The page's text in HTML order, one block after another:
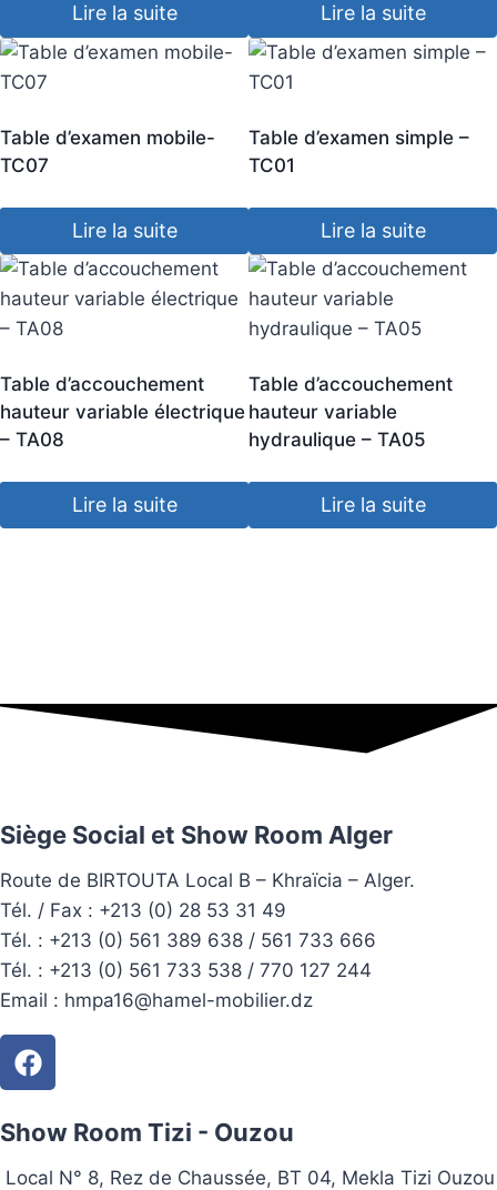
Lire la suite Lire la suite
Table d’examen mobile-
TC07
Lire la suite
Table d’examen simple –
TC01
Lire la suite
Table d’accouchement
hauteur variable électrique
– TA08
Lire la suite
Table d’accouchement
hauteur variable
hydraulique – TA05
Lire la suite
Siège Social et Show Room Alger
Route de BIRTOUTA Local B – Khraïcia – Alger.
Tél. / Fax : +213 (0) 28 53 31 49
Tél. : +213 (0) 561 389 638 / 561 733 666
Tél. : +213 (0) 561 733 538 / 770 127 244
Email : hmpa16@hamel-mobilier.dz
Show Room Tizi - Ouzou
Local N° 8, Rez de Chaussée, BT 04, Mekla Tizi Ouzou